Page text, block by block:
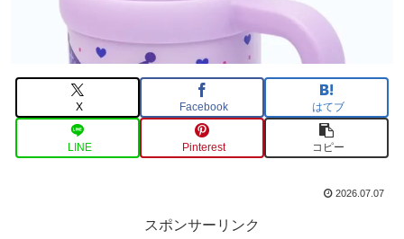
X Facebook はてブ
LINE Pinterest コピー
2026.07.07
スポンサーリンク